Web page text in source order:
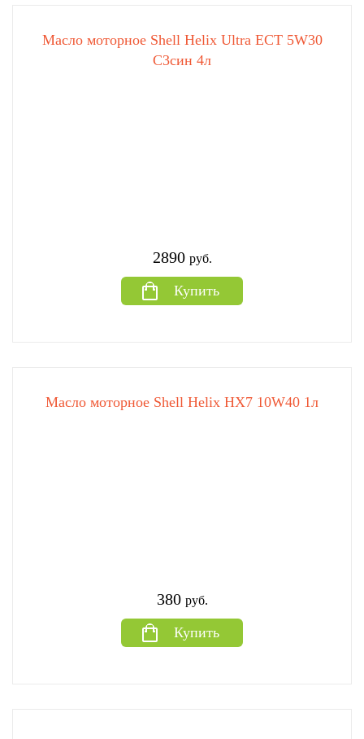
Масло моторное Shell Helix Ultra ECT 5W30
C3син 4л
2890 руб.
Купить
Масло моторное Shell Helix HX7 10W40 1л
380 руб.
Купить